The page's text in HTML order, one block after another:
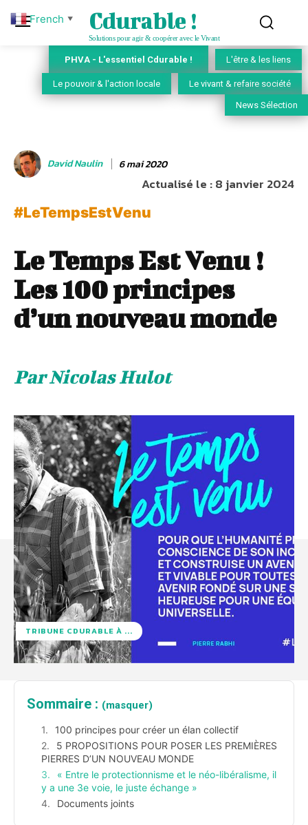
Cdurable !
Solutions pour agir & coopérer avec le Vivant
PHVA - L'essentiel Cdurable ! L'être & les liens
Le pouvoir & l'action locale Le vivant & refaire société
News Sélection
David Naulin 6 mai 2020
Actualisé le :8 janvier 2024
#LeTempsEstVenu
Le Temps Est Venu !
Les 100 principes
d’un nouveau monde
Par Nicolas Hulot
TRIBUNE CDURABLE À ...
Sommaire : (masquer)
100 principes pour créer un élan collectif
5 PROPOSITIONS POUR POSER LES PREMIÈRES
PIERRES D’UN NOUVEAU MONDE
« Entre le protectionnisme et le néo-libéralisme, il
y a une 3e voie, le juste échange »
Documents joints
French ▼